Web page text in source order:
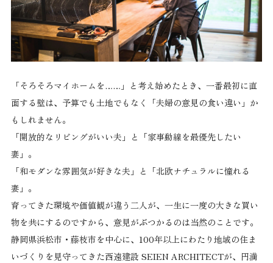
「そろそろマイホームを……」と考え始めたとき、一番最初に直
面する壁は、予算でも土地でもなく「夫婦の意見の食い違い」か
もしれません。
「開放的なリビングがいい夫」と「家事動線を最優先したい
妻」。
「和モダンな雰囲気が好きな夫」と「北欧ナチュラルに憧れる
妻」。
育ってきた環境や価値観が違う二人が、一生に一度の大きな買い
物を共にするのですから、意見がぶつかるのは当然のことです。
静岡県浜松市・藤枝市を中心に、100年以上にわたり地域の住ま
いづくりを見守ってきた西遠建設 SEIEN ARCHITECTが、円満